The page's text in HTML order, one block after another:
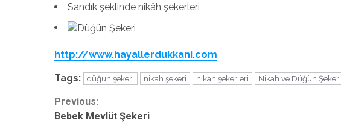
Sandık şeklinde nikâh şekerleri
http://www.hayallerdukkani.com
Tags: düğün şekeri nikah şekeri nikah şekerleri Nikah ve Düğün Şekeri
Continue
Previous:
Bebek Mevlüt Şekeri